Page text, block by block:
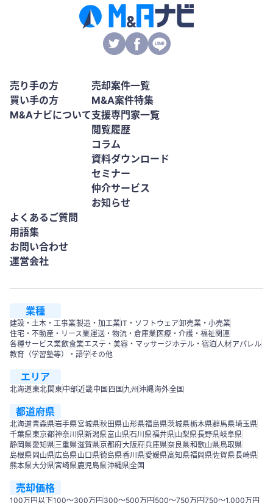
売り手の方
買い手の方
M&Aナビについて
売却案件一覧
M&A案件特集
支援専門家一覧
閲覧履歴
コラム
資料ダウンロード
セミナー
仲介サービス
お知らせ
よくあるご質問
用語集
お問い合わせ
運営会社
業種
建設・土木・工事業製造・加工業IT・ソフトウェア卸売業・小売業
住宅・不動産・リース業運送・物流・倉庫業 医療・介護・福祉関連
各種サービス業飲食業エステ・美容・マッサージ ホテル・宿泊 人材アパレル
教育（学習塾等）・語学その他
エリア
北海道東北 関東中部近畿中国 四国 九州 沖縄海外全国
都道府県
北海道青森県岩手県宮城県秋田県山形県福島県茨城県栃木県群馬県埼玉県
千葉県東京都神奈川県新潟県富山県石川県福井県山梨県長野県岐阜県
静岡県愛知県三重県滋賀県京都府大阪府兵庫県奈良県和歌山県鳥取県
島根県 岡山県広島県山口県徳島県香川県愛媛県高知県福岡県佐賀県長崎県
熊本県大分県宮崎県鹿児島県沖縄県全国
売却価格
100万円以下100〜300万円 300〜500万円 500～750万円 750〜1,000万円